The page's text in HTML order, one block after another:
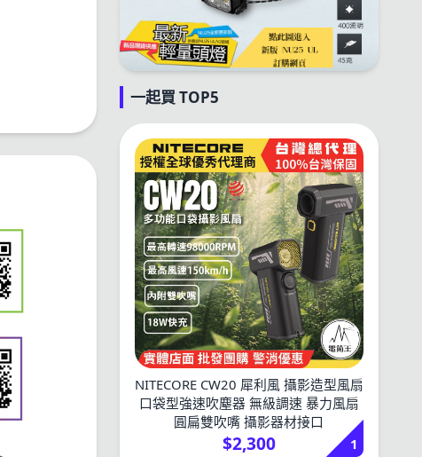
一起買 TOP5
NITECORE CW20 犀利風 攝影造型風扇
口袋型強速吹塵器 無級調速 暴力風扇
圓扁雙吹嘴 攝影器材接口
$2,300
1